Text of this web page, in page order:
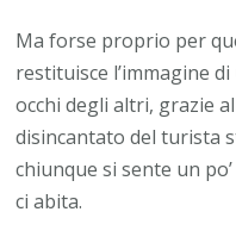
Ma forse proprio per
restituisce l’immagine
occhi degli altri, grazie
disincantato del turista
chiunque si sente un
ci abita.